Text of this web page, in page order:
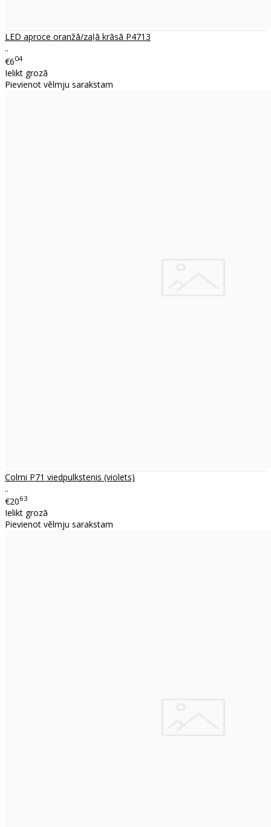
LED aproce oranžā/zaļā krāsā P4713
..
€604
Ielikt grozā
Pievienot vēlmju sarakstam
Colmi P71 viedpulkstenis (violets)
..
€2063
Ielikt grozā
Pievienot vēlmju sarakstam